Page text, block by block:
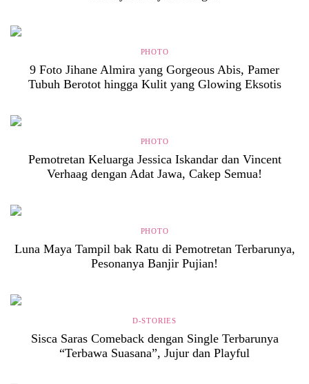
PHOTO
9 Foto Jihane Almira yang Gorgeous Abis, Pamer
Tubuh Berotot hingga Kulit yang Glowing Eksotis
PHOTO
Pemotretan Keluarga Jessica Iskandar dan Vincent
Verhaag dengan Adat Jawa, Cakep Semua!
PHOTO
Luna Maya Tampil bak Ratu di Pemotretan Terbarunya,
Pesonanya Banjir Pujian!
D-STORIES
Sisca Saras Comeback dengan Single Terbarunya
“Terbawa Suasana”, Jujur dan Playful